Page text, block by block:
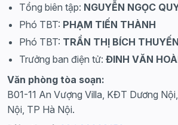
Tổng biên tập: NGUYỄN NGỌC
Phó TBT: PHẠM TIẾN THÀNH
Phó TBT: TRẦN THỊ BÍCH THUYẾN
Trưởng ban điện tử: ĐINH VĂN
Văn phòng tòa soạn:
B01-11 An Vượng Villa, KĐT Dương
Nội, TP Hà Nội.